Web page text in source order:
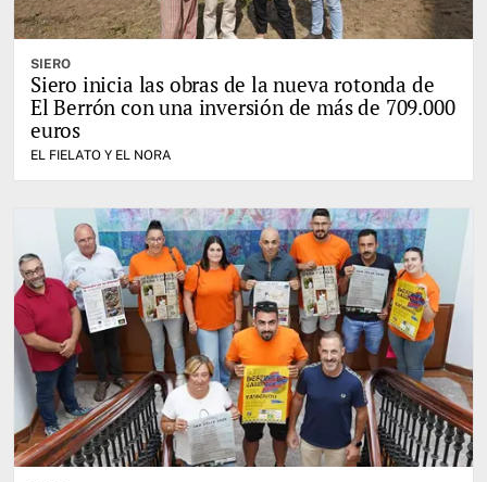
SIERO
Siero inicia las obras de la nueva rotonda de
El Berrón con una inversión de más de 709.000
euros
EL FIELATO Y EL NORA